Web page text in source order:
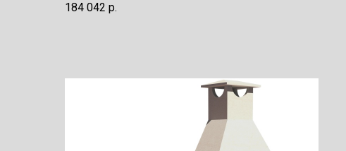
184 042 р.